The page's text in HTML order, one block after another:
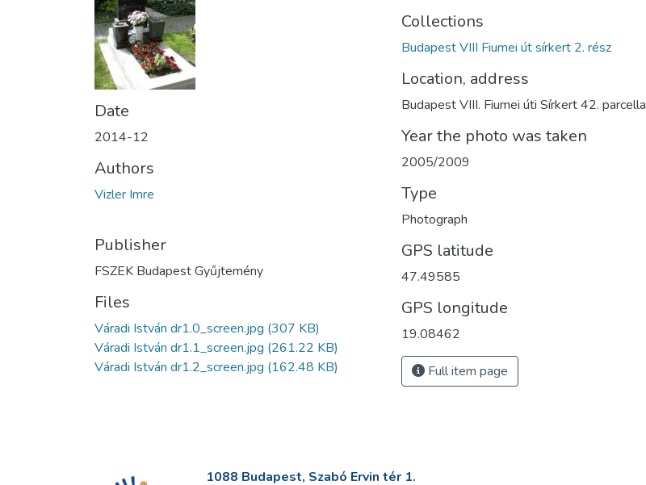
Date
2014-12
Authors
Vizler Imre
Publisher
FSZEK Budapest Gyűjtemény
Files
Váradi István dr1.0_screen.jpg (307 KB)
Váradi István dr1.1_screen.jpg (261.22 KB)
Váradi István dr1.2_screen.jpg (162.48 KB)
Collections
Budapest VIII Fiumei út sírkert 2. rész
Location, address
Budapest VIII. Fiumei úti Sírkert 42. parcella
Year the photo was taken
2005/2009
Type
Photograph
GPS latitude
47.49585
GPS longitude
19.08462
Full item page
1088 Budapest, Szabó Ervin tér 1.